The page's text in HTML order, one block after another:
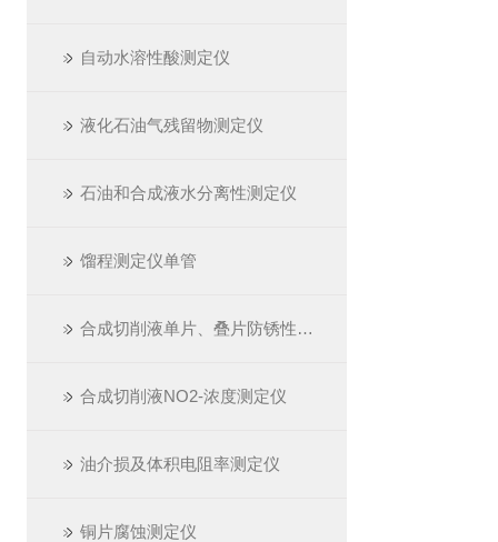
自动水溶性酸测定仪
液化石油气残留物测定仪
石油和合成液水分离性测定仪
馏程测定仪单管
合成切削液单片、叠片防锈性测定仪
合成切削液NO2-浓度测定仪
油介损及体积电阻率测定仪
铜片腐蚀测定仪